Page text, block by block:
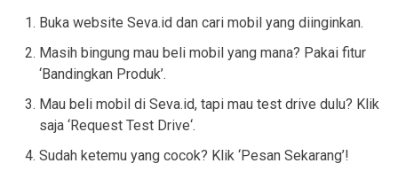
Buka website Seva.id dan cari mobil yang diinginkan.
Masih bingung mau beli mobil yang mana? Pakai fitur
‘Bandingkan Produk’.
Mau beli mobil di Seva.id, tapi mau test drive dulu? Klik
saja ‘Request Test Drive‘.
Sudah ketemu yang cocok? Klik ‘Pesan Sekarang’!